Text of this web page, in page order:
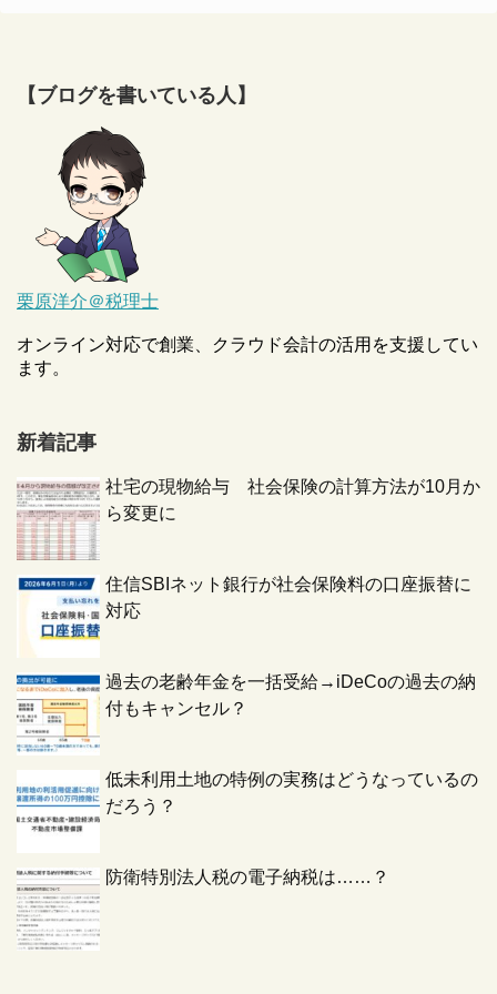
【ブログを書いている人】
栗原洋介＠税理士
オンライン対応で創業、クラウド会計の活用を支援してい
ます。
新着記事
社宅の現物給与 社会保険の計算方法が10月か
ら変更に
住信SBIネット銀行が社会保険料の口座振替に
対応
過去の老齢年金を一括受給→iDeCoの過去の納
付もキャンセル？
低未利用土地の特例の実務はどうなっているの
だろう？
防衛特別法人税の電子納税は……？